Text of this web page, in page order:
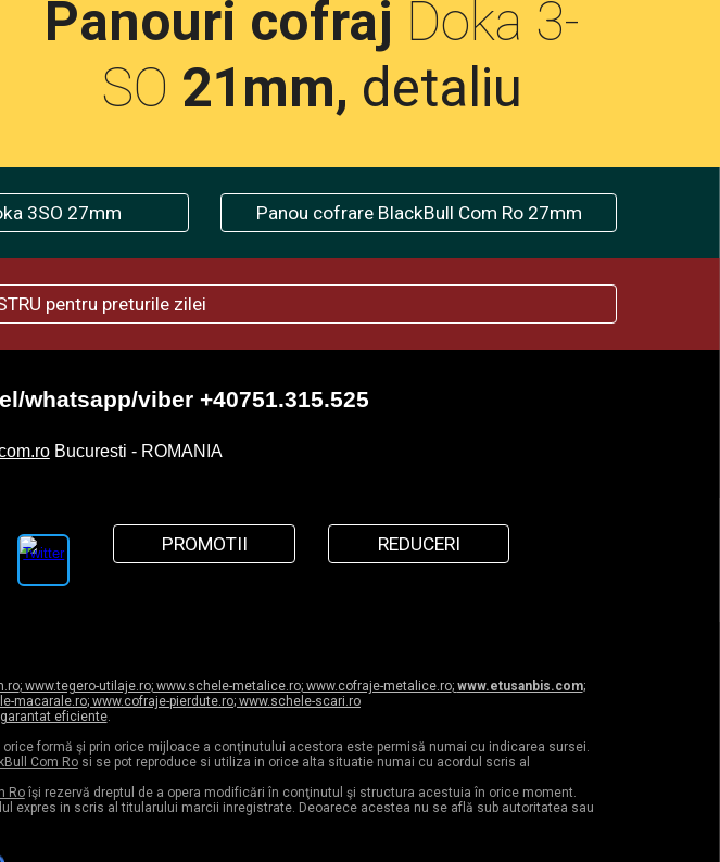
Panouri cofraj Doka 3-
SO 21mm, detaliu
3SO 27mm Panou cofrare BlackBull Com Ro 27mm
pentru preturile zilei
whatsapp/viber +40751.315.525
Bucuresti - ROMANIA
PROMOTII REDUCERI
;www.tegero-utilaje.ro;www.schele-metalice.ro;www.cofraje-metalice.ro; www.etusanbis.com;
macarale.ro; www.cofraje-pierdute.ro; www.schele-scari.ro
eficiente.
formă şi prin orice mijloace a conţinutului acestora este permisă numai cu indicarea sursei.
Com Rosi se pot reproduce si utiliza in orice alta situatie numai cu acordul scris al
Roîşi rezervă dreptul de a opera modificări în conţinutul şi structura acestuia în orice moment.
expres in scris al titularului marcii inregistrate. Deoarece acestea nu se află sub autoritatea sau